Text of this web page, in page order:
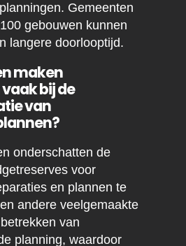
Gemeenten
gebouwen kunnen
langere doorlooptijd.
maken
bij de
van
onderschatten de
voor
en plannen te
andere veelgemaakte
van
planning, waardoor